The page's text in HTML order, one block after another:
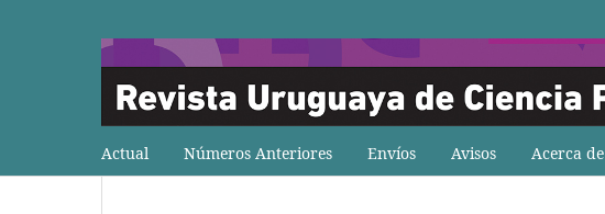
Actual Números Anteriores Envíos Avisos Acerca de